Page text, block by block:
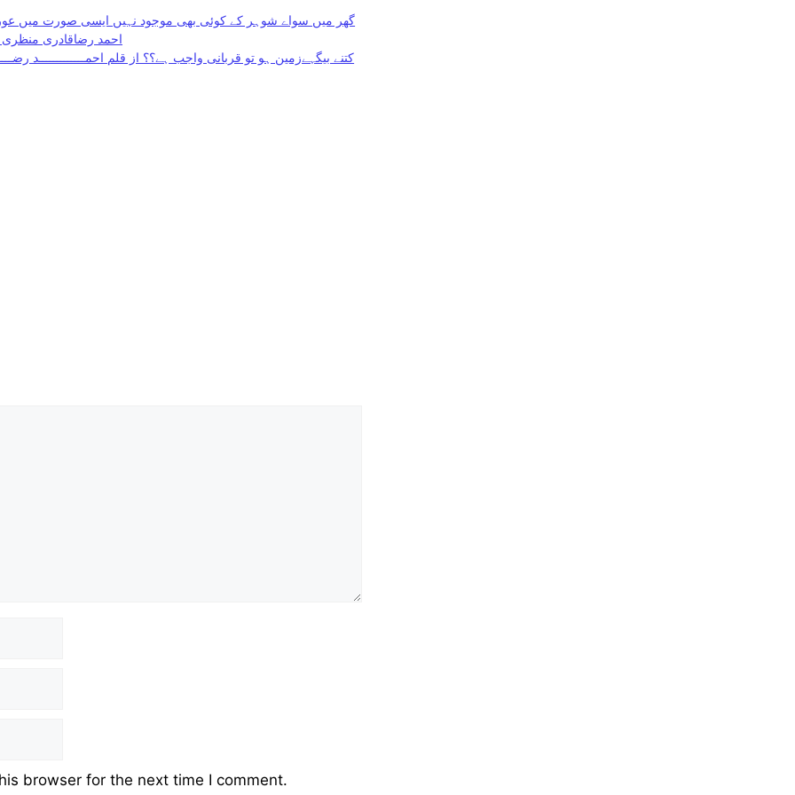
گھر میں سواے شوہر کے کوئی بھی موجود نہیں ایسی صورت میں عورت
احمد رضاقادری منظری
کتنے بیگہےزمین ہو تو قربانی واجب ہے؟؟ از قلم احمـــــــــــــد
browser for the next time I comment.